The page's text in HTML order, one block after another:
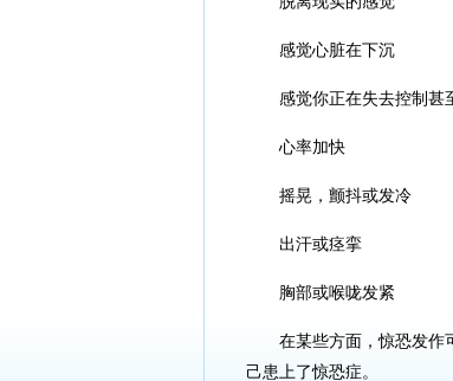
感觉心脏在下沉
感觉你正在失去控制甚
心率加快
摇晃，颤抖或发冷
出汗或痉挛
胸部或喉咙发紧
在某些方面，惊恐发作
己患上了惊恐症。